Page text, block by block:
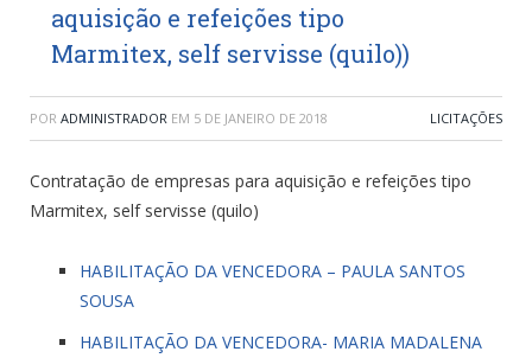
aquisição e refeições tipo
Marmitex, self servisse (quilo))
POR ADMINISTRADOR EM 5 DE JANEIRO DE 2018 LICITAÇÕES
Contratação de empresas para aquisição e refeições tipo
Marmitex, self servisse (quilo)
HABILITAÇÃO DA VENCEDORA – PAULA SANTOS
SOUSA
HABILITAÇÃO DA VENCEDORA- MARIA MADALENA